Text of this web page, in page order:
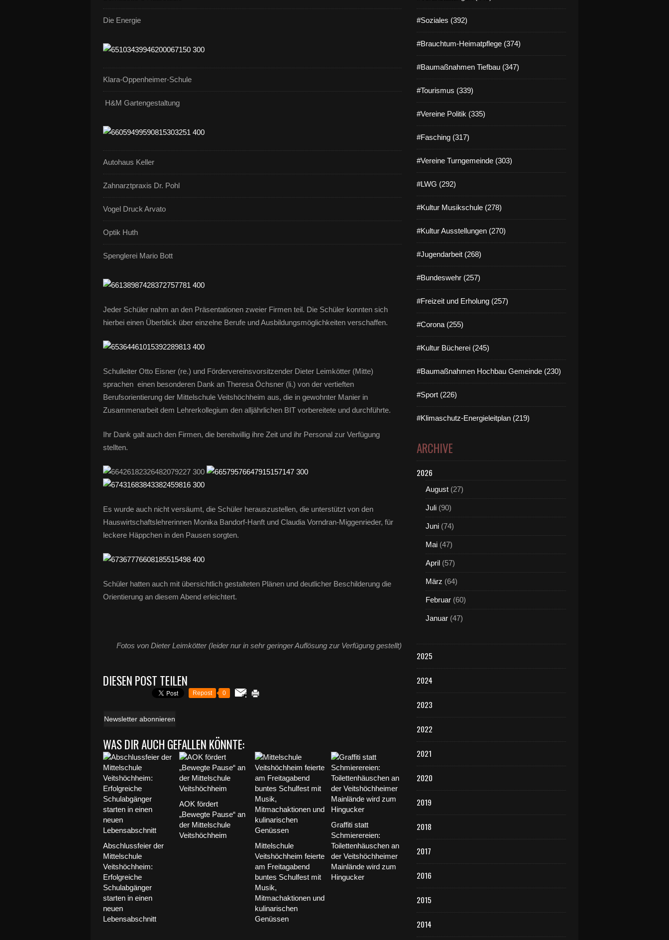
Die Energie
Klara-Oppenheimer-Schule
H&M Gartengestaltung
Autohaus Keller
Zahnarztpraxis Dr. Pohl
Vogel Druck Arvato
Optik Huth
Spenglerei Mario Bott
Jeder Schüler nahm an den Präsentationen zweier Firmen teil. Die Schüler konnten sich
hierbei einen Überblick über einzelne Berufe und Ausbildungsmöglichkeiten verschaffen.
Schulleiter Otto Eisner (re.) und Fördervereinsvorsitzender Dieter Leimkötter (Mitte)
sprachen einen besonderen Dank an Theresa Öchsner (li.) von der vertieften
Berufsorientierung der Mittelschule Veitshöchheim aus, die in gewohnter Manier in
Zusammenarbeit dem Lehrerkollegium den alljährlichen BIT vorbereitete und durchführte.
Ihr Dank galt auch den Firmen, die bereitwillig ihre Zeit und ihr Personal zur Verfügung
stellten.
Es wurde auch nicht versäumt, die Schüler herauszustellen, die unterstützt von den
Hauswirtschaftslehrerinnen Monika Bandorf-Hanft und Claudia Vorndran-Miggenrieder, für
leckere Häppchen in den Pausen sorgten.
Schüler hatten auch mit übersichtlich gestalteten Plänen und deutlicher Beschilderung die
Orientierung an diesem Abend erleichtert.
Fotos von Dieter Leimkötter (leider nur in sehr geringer Auflösung zur Verfügung gestellt)
DIESEN POST TEILEN
Repost 0
Newsletter abonnieren
WAS DIR AUCH GEFALLEN KÖNNTE:
Abschlussfeier der
Mittelschule
Veitshöchheim:
Erfolgreiche
Schulabgänger
starten in einen
neuen
Lebensabschnitt
AOK fördert
„Bewegte Pause“ an
der Mittelschule
Veitshöchheim
Mittelschule
Veitshöchheim feierte
am Freitagabend
buntes Schulfest mit
Musik,
Mitmachaktionen und
kulinarischen
Genüssen
Graffiti statt
Schmierereien:
Toilettenhäuschen an
der Veitshöchheimer
Mainlände wird zum
Hingucker
#Soziales (392)
#Brauchtum-Heimatpflege (374)
#Baumaßnahmen Tiefbau (347)
#Tourismus (339)
#Vereine Politik (335)
#Fasching (317)
#Vereine Turngemeinde (303)
#LWG (292)
#Kultur Musikschule (278)
#Kultur Ausstellungen (270)
#Jugendarbeit (268)
#Bundeswehr (257)
#Freizeit und Erholung (257)
#Corona (255)
#Kultur Bücherei (245)
#Baumaßnahmen Hochbau Gemeinde (230)
#Sport (226)
#Klimaschutz-Energieleitplan (219)
ARCHIVE
2026
August (27)
Juli (90)
Juni (74)
Mai (47)
April (57)
März (64)
Februar (60)
Januar (47)
2025
2024
2023
2022
2021
2020
2019
2018
2017
2016
2015
2014